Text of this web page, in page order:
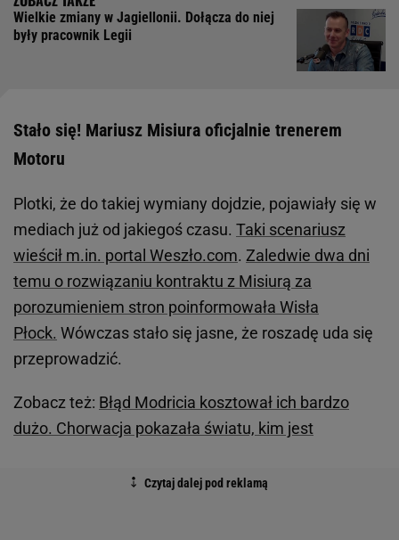
Wielkie zmiany w Jagiellonii. Dołącza do niej
były pracownik Legii
Stało się! Mariusz Misiura oficjalnie trenerem
Motoru
Plotki, że do takiej wymiany dojdzie, pojawiały się w
mediach już od jakiegoś czasu. Taki scenariusz
wieścił m.in. portal Weszło.com. Zaledwie dwa dni
temu o rozwiązaniu kontraktu z Misiurą za
porozumieniem stron poinformowała Wisła
Płock. Wówczas stało się jasne, że roszadę uda się
przeprowadzić.
Zobacz też: Błąd Modricia kosztował ich bardzo
dużo. Chorwacja pokazała światu, kim jest